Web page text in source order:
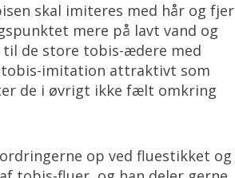
skal imiteres med hår og fjer
mere på lavt vand og
de store tobis-ædere med
tobis-imitation attraktivt som
de i øvrigt ikke fælt omkring
op ved fluestikket og